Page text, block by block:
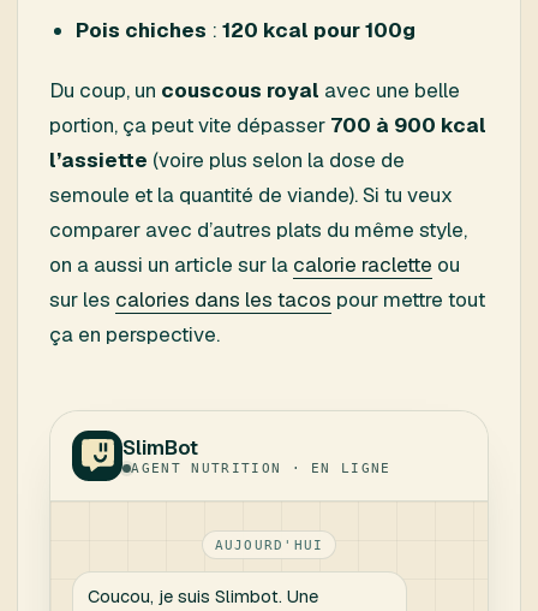
Pois chiches : 120 kcal pour 100g
Du coup, un couscous royal avec une belle
portion, ça peut vite dépasser 700 à 900 kcal
l’assiette (voire plus selon la dose de
semoule et la quantité de viande). Si tu veux
comparer avec d’autres plats du même style,
on a aussi un article sur la calorie raclette ou
sur les calories dans les tacos pour mettre tout
ça en perspective.